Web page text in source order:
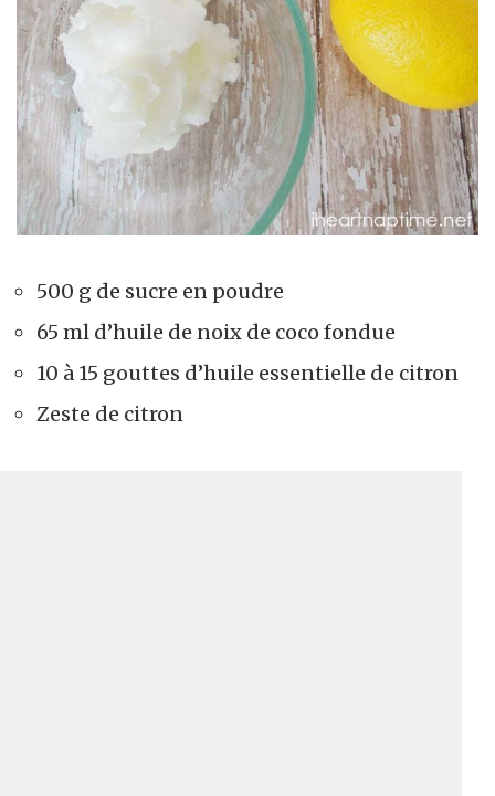
500 g de sucre en poudre
65 ml d’huile de noix de coco fondue
10 à 15 gouttes d’huile essentielle de citron
Zeste de citron